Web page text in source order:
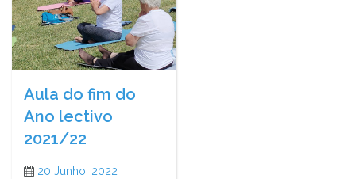
Aula do fim do
Ano lectivo
2021/22
20 Junho, 2022